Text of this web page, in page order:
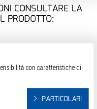
CONSULTARE LA
PRODOTTO:
con caratteristiche di
PARTICOLARI